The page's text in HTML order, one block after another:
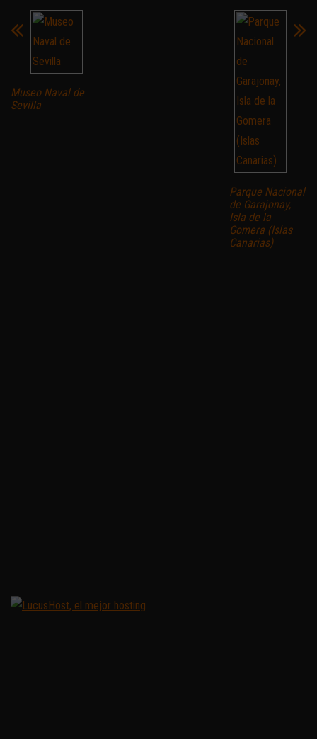
Museo Naval de
Sevilla
Parque Nacional
de Garajonay,
Isla de la
Gomera (Islas
Canarias)